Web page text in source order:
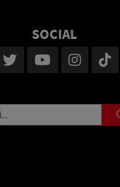
SOCIAL